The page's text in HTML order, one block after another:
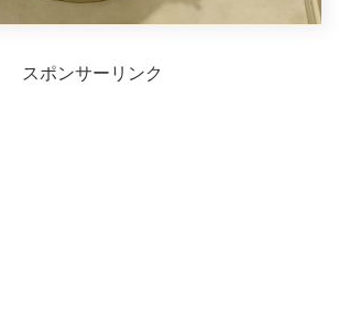
スポンサーリンク